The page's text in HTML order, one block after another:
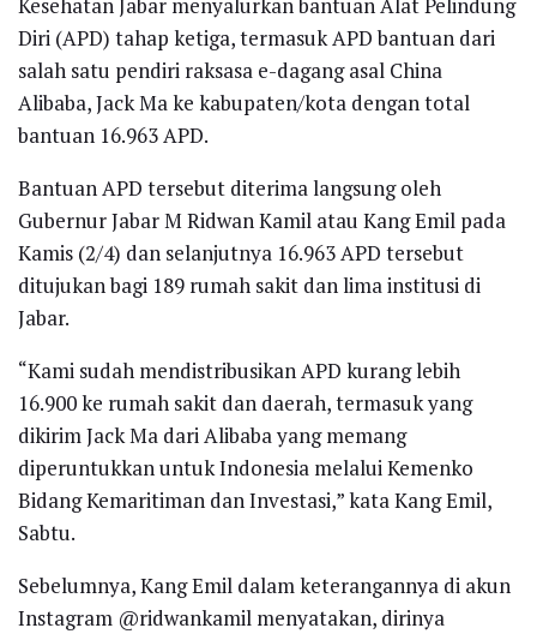
Kesehatan Jabar menyalurkan bantuan Alat Pelindung
Diri (APD) tahap ketiga, termasuk APD bantuan dari
salah satu pendiri raksasa e-dagang asal China
Alibaba, Jack Ma ke kabupaten/kota dengan total
bantuan 16.963 APD.
Bantuan APD tersebut diterima langsung oleh
Gubernur Jabar M Ridwan Kamil atau Kang Emil pada
Kamis (2/4) dan selanjutnya 16.963 APD tersebut
ditujukan bagi 189 rumah sakit dan lima institusi di
Jabar.
“Kami sudah mendistribusikan APD kurang lebih
16.900 ke rumah sakit dan daerah, termasuk yang
dikirim Jack Ma dari Alibaba yang memang
diperuntukkan untuk Indonesia melalui Kemenko
Bidang Kemaritiman dan Investasi,” kata Kang Emil,
Sabtu.
Sebelumnya, Kang Emil dalam keterangannya di akun
Instagram @ridwankamil menyatakan, dirinya